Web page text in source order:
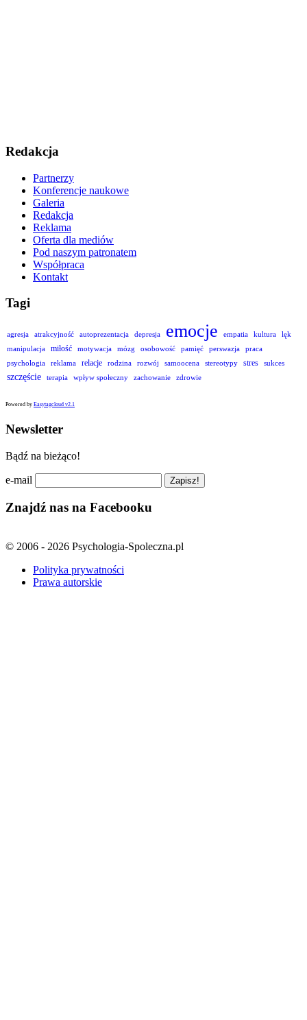
Redakcja
Partnerzy
Konferencje naukowe
Galeria
Redakcja
Reklama
Oferta dla mediów
Pod naszym patronatem
Współpraca
Kontakt
Tagi
agresja atrakcyjność autoprezentacja depresja emocje empatia kultura
lęk
manipulacja
miłość motywacja mózg osobowość pamięć perswazja
praca
psychologia
reklama relacje rodzina rozwój samoocena stereotypy stres sukces
szczęście terapia wpływ społeczny zachowanie zdrowie
Powered by Easytagcloud v2.1
Newsletter
Bądź na bieżąco!
e-mail
Znajdź nas na Facebooku
© 2006 - 2026 Psychologia-Spoleczna.pl
Polityka prywatności
Prawa autorskie